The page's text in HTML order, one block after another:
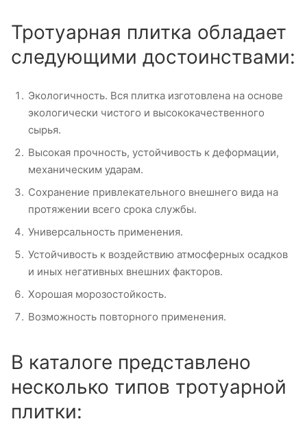
Тротуарная плитка обладает
следующими достоинствами:
Экологичность. Вся плитка изготовлена на основе
экологически чистого и высококачественного
сырья.
Высокая прочность, устойчивость к деформации,
механическим ударам.
Сохранение привлекательного внешнего вида на
протяжении всего срока службы.
Универсальность применения.
Устойчивость к воздействию атмосферных осадков
и иных негативных внешних факторов.
Хорошая морозостойкость.
Возможность повторного применения.
В каталоге представлено
несколько типов тротуарной
плитки: